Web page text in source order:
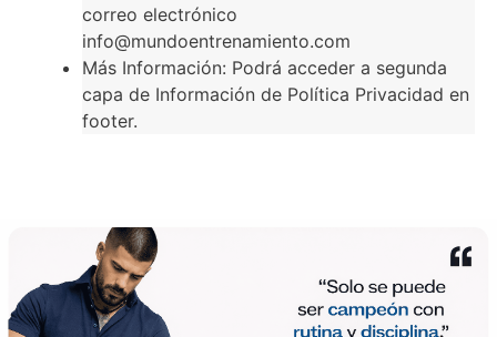
correo electrónico
info@mundoentrenamiento.com
Más Información: Podrá acceder a segunda
capa de Información de Política Privacidad en
footer.